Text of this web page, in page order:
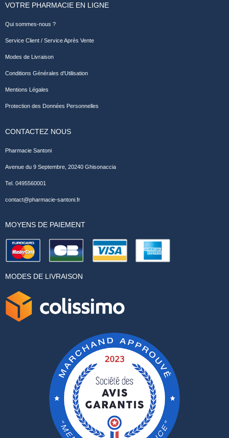
VOTRE PHARMACIE EN LIGNE
Qui sommes-nous ?
Service Client / Service Après Vente
Modes de Livraison
Conditions Générales d'Utilisation
Mentions Légales
Protection des Données Personnelles
CONTACTEZ NOUS
Pharmacie Santoni
Avenue du 9 Septembre, 20240 Ghisonaccia
Tel. 0495560001
contact@pharmacie-santoni.fr
MOYENS DE PAIEMENT
MODES DE LIVRAISON